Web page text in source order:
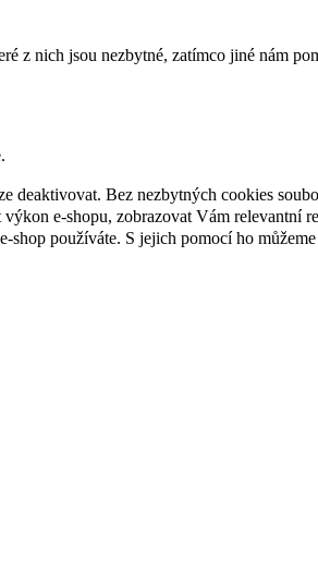
z nich jsou nezbytné, zatímco jiné nám
deaktivovat. Bez nezbytných cookies
e-shopu, zobrazovat Vám relevantní
shop používáte. S jejich pomocí ho